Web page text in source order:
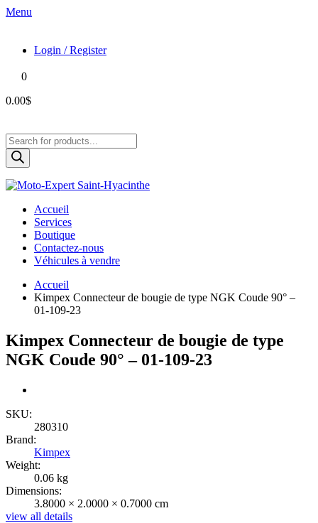
Menu
Login / Register
0
0.00$
Products
search
Accueil
Services
Boutique
Contactez-nous
Véhicules à vendre
Accueil
Kimpex Connecteur de bougie de type NGK Coude 90° –
01-109-23
Kimpex Connecteur de bougie de type
NGK Coude 90° – 01-109-23
SKU:
280310
Brand:
Kimpex
Weight:
0.06 kg
Dimensions:
3.8000 × 2.0000 × 0.7000 cm
view all details